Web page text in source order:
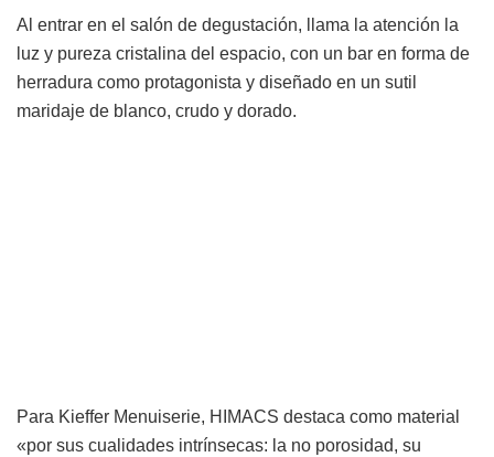
Al entrar en el salón de degustación, llama la atención la
luz y pureza cristalina del espacio, con un bar en forma de
herradura como protagonista y diseñado en un sutil
maridaje de blanco, crudo y dorado.
Para Kieffer Menuiserie, HIMACS destaca como material
«por sus cualidades intrínsecas: la no porosidad, su